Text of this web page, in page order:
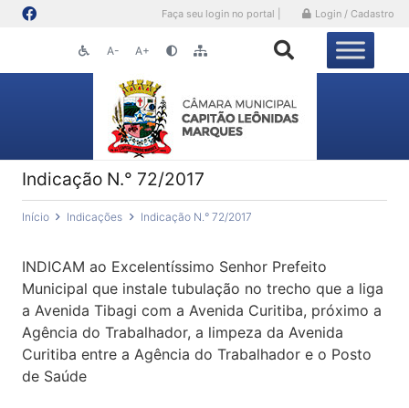
Faça seu login no portal | Login / Cadastro
A- A+
Indicação N.° 72/2017
Início Indicações Indicação N.° 72/2017
INDICAM ao Excelentíssimo Senhor Prefeito
Municipal que instale tubulação no trecho que a liga
a Avenida Tibagi com a Avenida Curitiba, próximo a
Agência do Trabalhador, a limpeza da Avenida
Curitiba entre a Agência do Trabalhador e o Posto
de Saúde